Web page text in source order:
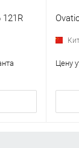
121R
Цену